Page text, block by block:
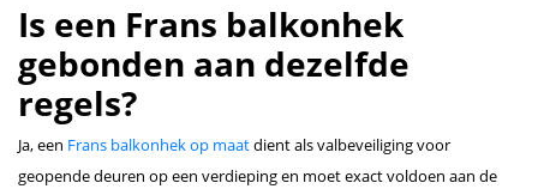
Is een Frans balkonhek
gebonden aan dezelfde
regels?
Ja, een Frans balkonhek op maatdient als valbeveiliging voor
geopende deuren op een verdieping en moet exact voldoen aan de